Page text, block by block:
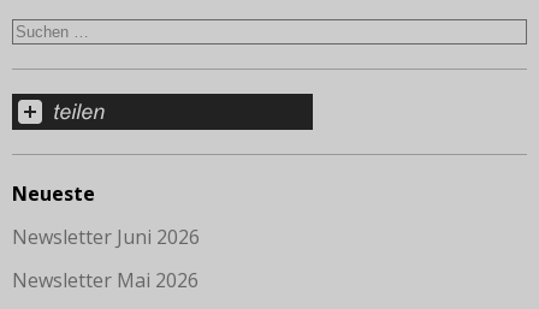
Neueste
Newsletter Juni 2026
Newsletter Mai 2026